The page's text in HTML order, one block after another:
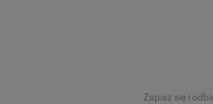
Zapisz się i